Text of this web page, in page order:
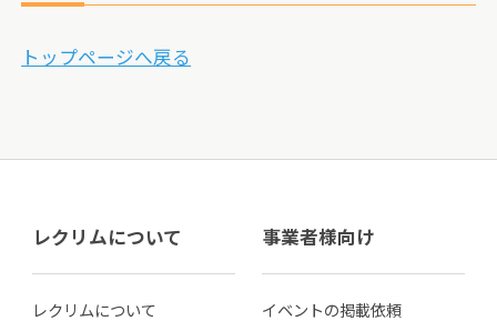
トップページへ戻る
レクリムについて
レクリムについて
事業者様向け
イベントの掲載依頼